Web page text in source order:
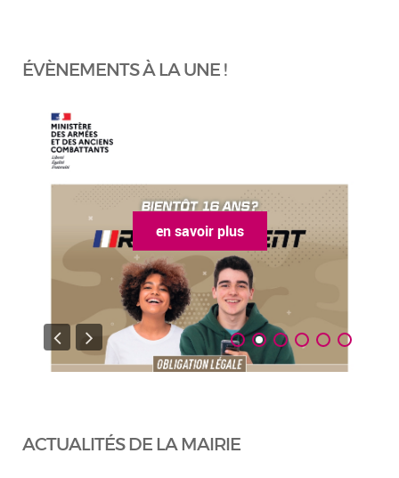
ÉVÈNEMENTS À LA UNE !
en savoir plus
ACTUALITÉS DE LA MAIRIE